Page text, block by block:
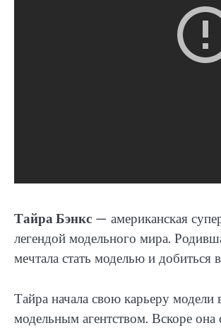
Тайра Бэнкс — американская
легендой модельного мира.
мечтала стать моделью и
Тайра начала свою карьеру модели
модельным агентством. Вскоре